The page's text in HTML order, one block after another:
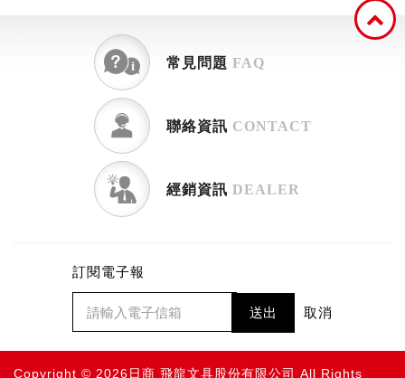
常見問題 FAQ
聯絡資訊 CONTACT
經銷資訊 DEALER
訂閱電子報
送出 取消
Copyright © 2026日商 飛龍文具股份有限公司 All Rights